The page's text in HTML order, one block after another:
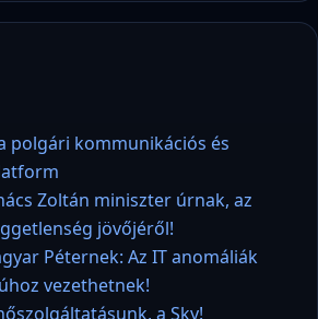
polgári kommunikációs és
Zoltán miniszter úrnak, az
jövőjéről!
Péternek: Az IT anomáliák
vezethetnek!
a Sky!